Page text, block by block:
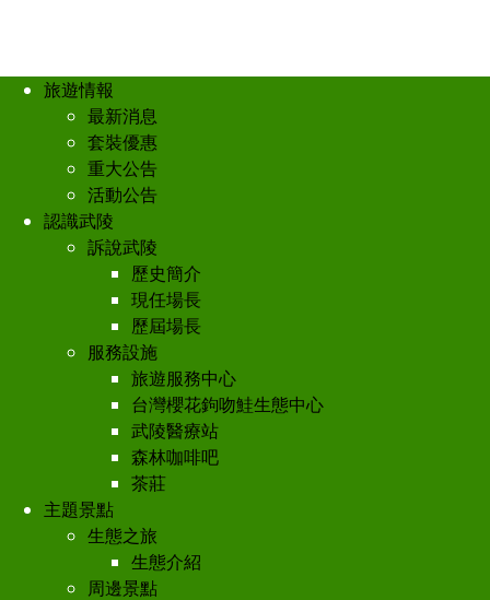
旅遊情報
最新消息
套裝優惠
重大公告
活動公告
認識武陵
訴說武陵
歷史簡介
現任場長
歷屆場長
服務設施
旅遊服務中心
台灣櫻花鉤吻鮭生態中心
武陵醫療站
森林咖啡吧
茶莊
主題景點
生態之旅
生態介紹
周邊景點